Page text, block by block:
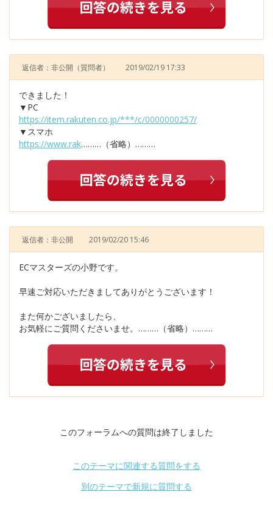
返信者：非公開 （質問者） 2019/02/19 17:33
できました！
▼PC
https://item.rakuten.co.jp/***/c/0000000257/
▼スマホ
https://www.rak………（省略）………
返信者：非公開 2019/02/20 15:46
ECマスターズの小野です。
早速ご対応いただきましてありがとうございます！
また何かございましたら、
お気軽にご質問くださいませ。………（省略）………
このフォーラムへの質問は終了しました
このテーマに関連する質問をする
別のテーマで新規に質問する